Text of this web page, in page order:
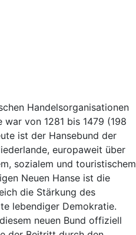
Handelsorganisationen
von 1281 bis 1479 (198
ist der Hansebund der
europaweit über
sozialem und touristischem
Neuen Hanse ist die
die Stärkung des
lebendiger Demokratie.
neuen Bund offiziell